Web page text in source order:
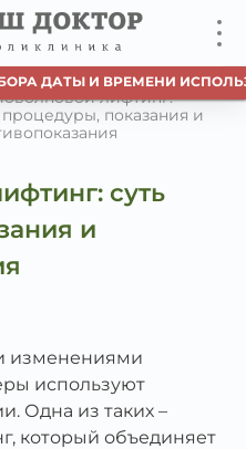
ДАТЫ И ВРЕМЕНИ
лифтинг:
процедуры, показания и
суть
и
изменениями
используют
Одна из таких –
который объединяет